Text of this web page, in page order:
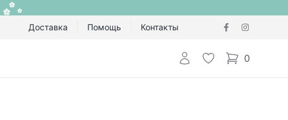
Доставка Помощь Контакты
Авторизоваться
Избранное
0
items in cart,